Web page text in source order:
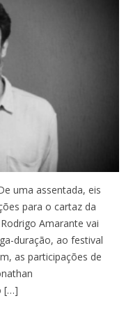
uma assentada, eis
para o cartaz da
Amarante vai
duração, ao festival
as participações de
[…]